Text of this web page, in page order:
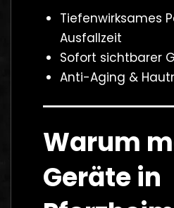
Tiefenwirksames
Ausfallzeit
Sofort sichtbarer
Anti-Aging &
Warum
Geräte in